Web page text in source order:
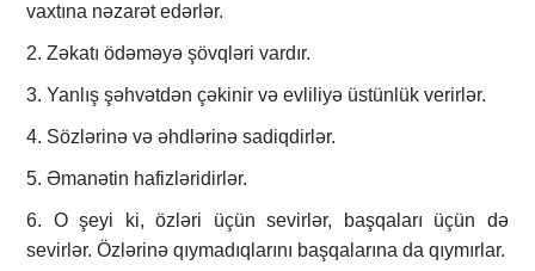
vaxtına nəzarət edərlər.
2. Zəkatı ödəməyə şövqləri vardır.
3. Yanlış şəhvətdən çəkinir və evliliyə üstünlük verirlər.
4. Sözlərinə və əhdlərinə sadiqdirlər.
5. Əmanətin hafizləridirlər.
6. O şeyi ki, özləri üçün sevirlər, başqaları üçün də
sevirlər. Özlərinə qıymadıqlarını başqalarına da qıymırlar.